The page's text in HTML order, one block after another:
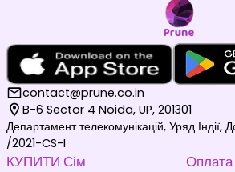
contact@prune.co.in
B-6 Sector 4 Noida, UP, 201301
Департамент телекомунікацій, Уряд
/2021-CS-I
КУПИТИ Сім Оплата